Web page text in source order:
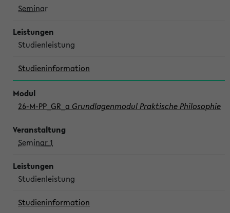
Seminar
Studienleistung
Studieninformation
26-M-PP_GR_a Grundlagenmodul Praktische Philosophie
Seminar 1
Studienleistung
Studieninformation